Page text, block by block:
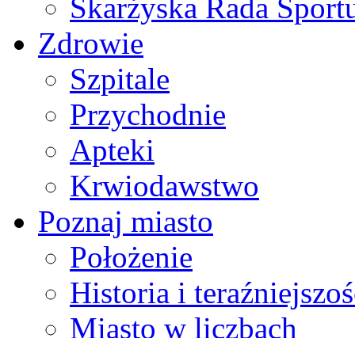
Skarżyska Rada
Zdrowie
Szpitale
Przychodnie
Apteki
Krwiodawstwo
Poznaj miasto
Położenie
Historia i
Miasto w liczbach